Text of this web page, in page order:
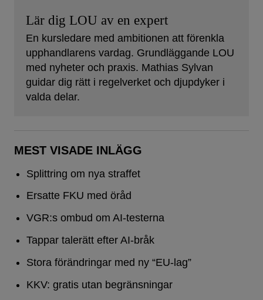
Lär dig LOU av en expert
En kursledare med ambitionen att förenkla
upphandlarens vardag. Grundläggande LOU
med nyheter och praxis. Mathias Sylvan
guidar dig rätt i regelverket och djupdyker i
valda delar.
MEST VISADE INLÄGG
Splittring om nya straffet
Ersatte FKU med öråd
VGR:s ombud om AI-testerna
Tappar talerätt efter AI-bråk
Stora förändringar med ny “EU-lag”
KKV: gratis utan begränsningar